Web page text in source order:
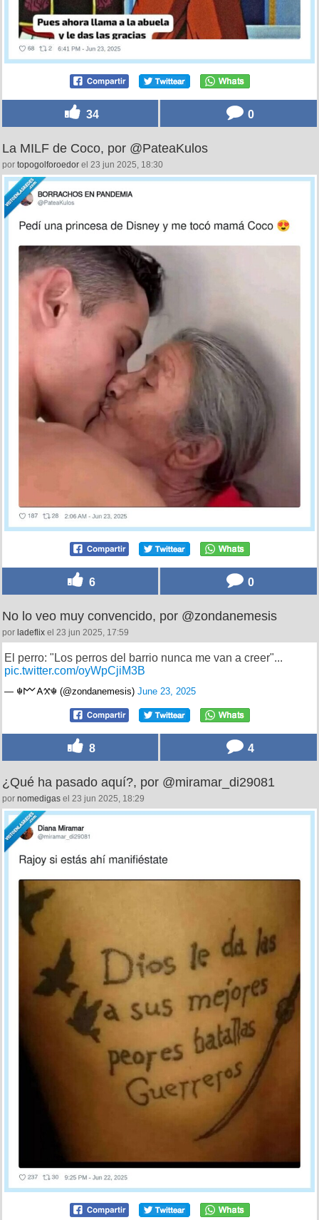
34 0
La MILF de Coco, por @PateaKulos
por topogolforoedor el 23 jun 2025, 18:30
6 0
No lo veo muy convencido, por @zondanemesis
por ladeflix el 23 jun 2025, 17:59
El perro: "Los perros del barrio nunca me van a creer"...
pic.twitter.com/oyWpCjiM3B
— ☬𐌌𐌀𐋄☬ (@zondanemesis) June 23, 2025
8 4
¿Qué ha pasado aquí?, por @miramar_di29081
por nomedigas el 23 jun 2025, 18:29